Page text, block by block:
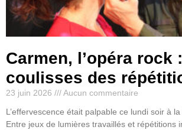
Carmen, l’opéra rock :
coulisses des
23 juin 2026
Aucun commentaire
L’effervescence était palpable ce lundi soir à
Entre jeux de lumières travaillés et répétitions